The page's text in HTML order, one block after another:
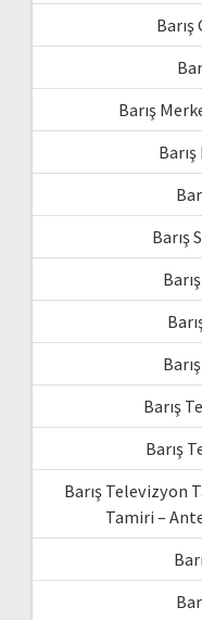
Barış
Barış
Barış
Barış
Barış Televizyon
Tamiri –